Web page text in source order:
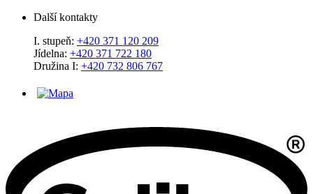
Další kontakty
I. stupeň: +420 371 120 209
Jídelna: +420 371 722 180
Družina I: +420 732 806 767